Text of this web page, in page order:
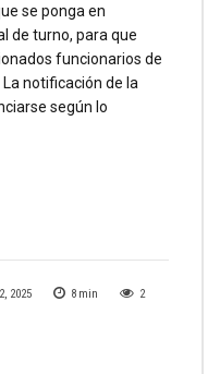
2025 8 min 2
se ponga en
de turno, para que
funcionarios de
notificación de la
según lo